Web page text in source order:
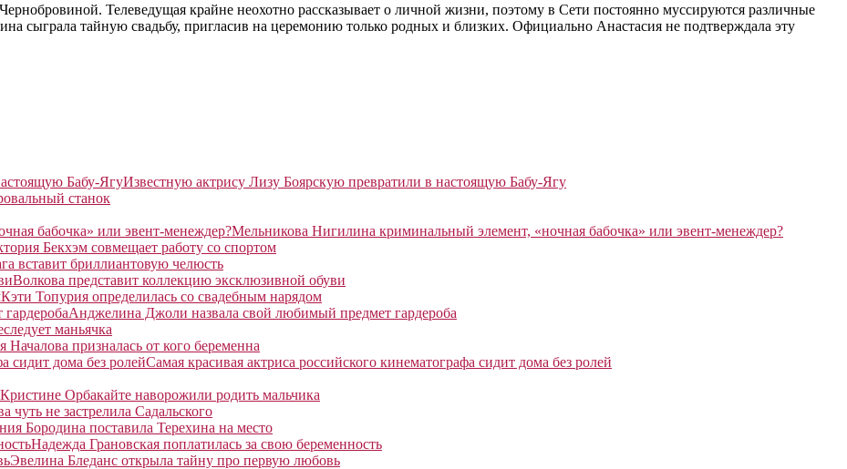
Телеведущая крайне неохотно рассказывает о личной жизни, поэтому в Сети постоянно муссируются различные
сыграла тайную свадьбу, пригласив на церемонию только родных и близких. Официально Анастасия не подтверждала эту
Известную актрису Лизу Боярскую превратили в настоящую Бабу-Ягу
станок
Мельникова Нигилина криминальный элемент, «ночная бабочка» или эвент-менеждер?
Бекхэм совмещает работу со спортом
вставит бриллиантовую челюсть
Волкова представит коллекцию эксклюзивной обуви
Кэти Топурия определилась со свадебным нарядом
Анджелина Джоли назвала свой любимый предмет гардероба
маньячка
призналась от кого беременна
Самая красивая актриса российского кинематографа сидит дома без ролей
Кристине Орбакайте наворожили родить мальчика
чуть не застрелила Садальского
Бородина поставила Терехина на место
Надежда Грановская поплатилась за свою беременность
Эвелина Бледанс открыла тайну про первую любовь